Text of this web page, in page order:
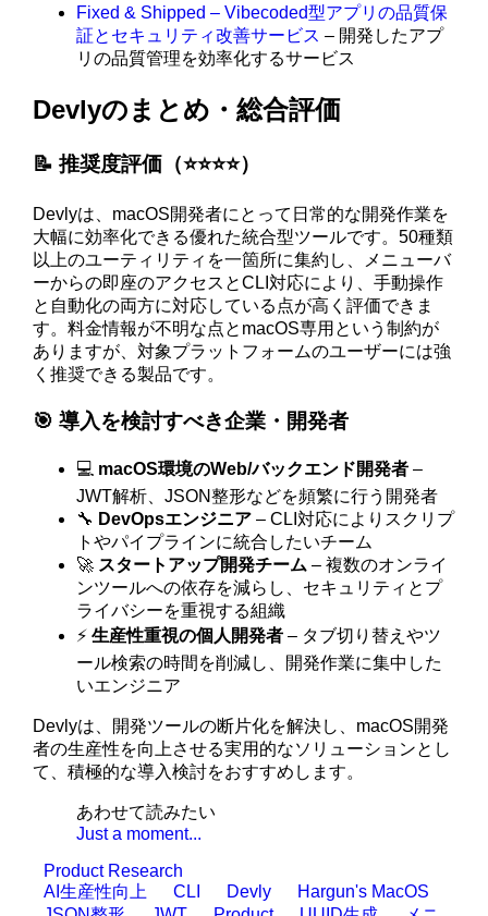
Fixed & Shipped – Vibecoded型アプリの品質保
証とセキュリティ改善サービス – 開発したアプ
リの品質管理を効率化するサービス
Devlyのまとめ・総合評価
📝 推奨度評価（⭐️⭐️⭐️⭐️）
Devlyは、macOS開発者にとって日常的な開発作業を
大幅に効率化できる優れた統合型ツールです。50種類
以上のユーティリティを一箇所に集約し、メニューバ
ーからの即座のアクセスとCLI対応により、手動操作
と自動化の両方に対応している点が高く評価できま
す。料金情報が不明な点とmacOS専用という制約が
ありますが、対象プラットフォームのユーザーには強
く推奨できる製品です。
🎯 導入を検討すべき企業・開発者
💻 macOS環境のWeb/バックエンド開発者 –
JWT解析、JSON整形などを頻繁に行う開発者
🔧 DevOpsエンジニア – CLI対応によりスクリプ
トやパイプラインに統合したいチーム
🚀 スタートアップ開発チーム – 複数のオンライ
ンツールへの依存を減らし、セキュリティとプ
ライバシーを重視する組織
⚡生産性重視の個人開発者 – タブ切り替えやツ
ール検索の時間を削減し、開発作業に集中した
いエンジニア
Devlyは、開発ツールの断片化を解決し、macOS開発
者の生産性を向上させる実用的なソリューションとし
て、積極的な導入検討をおすすめします。
あわせて読みたい
Just a moment...
Product Research
AI生産性向上
CLI Devly
Hargun's MacOS